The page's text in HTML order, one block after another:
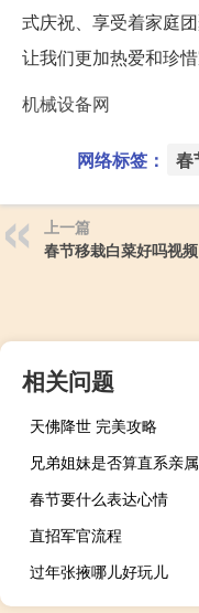
式庆祝、享受着家庭
让我们更加热爱和珍惜
机械设备网
网络标签： 春
上一篇
春节移栽白菜好吗视频
相关问题
天佛降世 完美攻略
兄弟姐妹是否算直系亲属
春节要什么表达心情
直招军官流程
过年张掖哪儿好玩儿